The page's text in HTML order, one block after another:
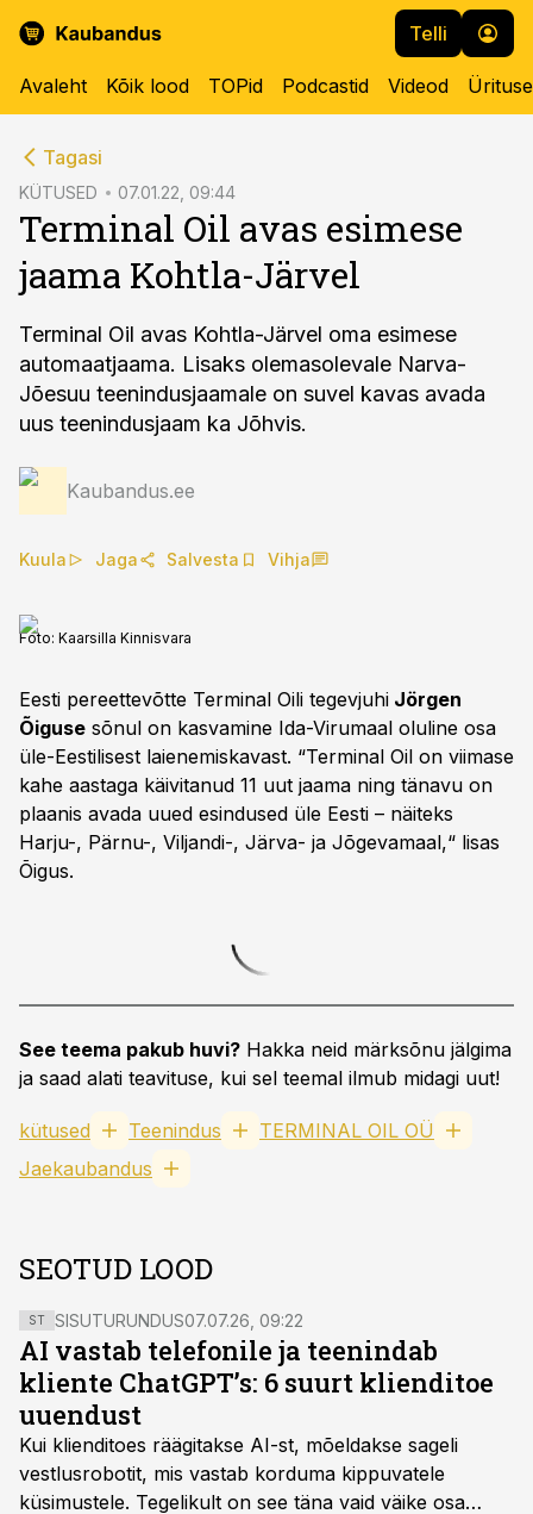
Telli
Avaleht Kõik lood TOPid Podcastid Videod
Tagasi
KÜTUSED 07.01.22, 09:44
Terminal Oil avas esimese
jaama Kohtla-Järvel
Terminal Oil avas Kohtla-Järvel oma esimese
automaatjaama. Lisaks olemasolevale Narva-
Jõesuu teenindusjaamale on suvel kavas avada
uus teenindusjaam ka Jõhvis.
Kaubandus.ee
Kuula Jaga Salvesta Vihja
Foto: Kaarsilla Kinnisvara
Eesti pereettevõtte Terminal Oili tegevjuhi Jörgen
Õiguse sõnul on kasvamine Ida-Virumaal oluline osa
üle-Eestilisest laienemiskavast. “Terminal Oil on viimase
kahe aastaga käivitanud 11 uut jaama ning tänavu on
plaanis avada uued esindused üle Eesti – näiteks
Harju-, Pärnu-, Viljandi-, Järva- ja Jõgevamaal,“ lisas
Õigus.
See teema pakub huvi? Hakka neid märksõnu jälgima
ja saad alati teavituse, kui sel teemal ilmub midagi uut!
kütused Teenindus
TERMINAL OIL OÜ
Jaekaubandus
SEOTUD LOOD
ST SISUTURUNDUS07.07.26, 09:22
AI vastab telefonile ja teenindab
kliente ChatGPT’s: 6 suurt klienditoe
uuendust
Kui klienditoes räägitakse AI-st, mõeldakse sageli
vestlusrobotit, mis vastab korduma kippuvatele
küsimustele. Tegelikult on see täna vaid väike osa